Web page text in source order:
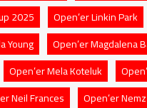
2025
Open’er Linkin Park
Young
Open’er Magdalena
Open’er Mela Koteluk
Neil Frances
Open’er